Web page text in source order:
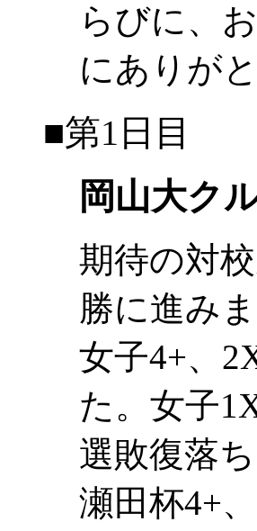
らびに、
にありが
■第1日目
岡山大ク
期待の対
勝に進みま
女子4+、
た。女子
選敗復落ち
瀬田杯4+